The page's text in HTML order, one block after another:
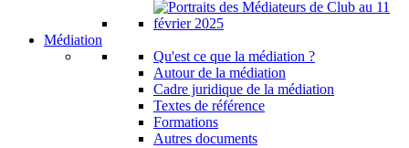
Médiation
Qu'est ce que la médiation ?
Autour de la médiation
Cadre juridique de la médiation
Textes de référence
Formations
Autres documents